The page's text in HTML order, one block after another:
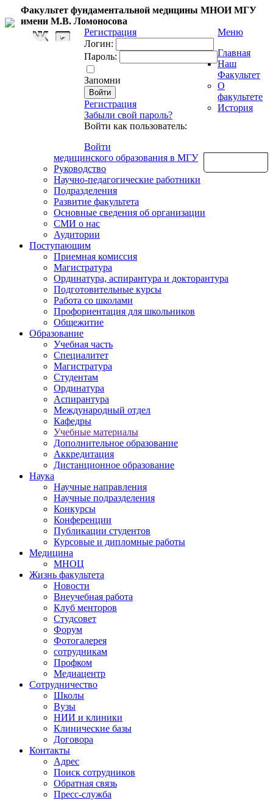
Факультет фундаментальной медицины МНОИ МГУ
имени М.В. Ломоносова
Регистрация
Логин:
Пароль:
Запомни
Регистрация
Забыли свой пароль?
Войти как пользователь:
Войти
Меню
Главная
Наш
Факультет
О
факультете
История
медицинского образования в МГУ
Руководство
Научно-педагогические работники
Подразделения
Развитие факультета
Основные сведения об организации
СМИ о нас
Аудитории
Поступающим
Приемная комиссия
Магистратура
Ординатура, аспирантура и докторантура
Подготовительные курсы
Работа со школами
Профориентация для школьников
Общежитие
Образование
Учебная часть
Специалитет
Магистратура
Студентам
Ординатура
Аспирантура
Международный отдел
Кафедры
Учебные материалы
Дополнительное образование
Аккредитация
Дистанционное образование
Наука
Научные направления
Научные подразделения
Конкурсы
Конференции
Публикации студентов
Курсовые и дипломные работы
Медицина
МНОЦ
Жизнь факультета
Новости
Внеучебная работа
Клуб менторов
Студсовет
Форум
Фотогалерея
сотрудникам
Профком
Медиацентр
Сотрудничество
Школы
Вузы
НИИ и клиники
Клинические базы
Договора
Контакты
Адрес
Поиск сотрудников
Обратная связь
Пресс-служба